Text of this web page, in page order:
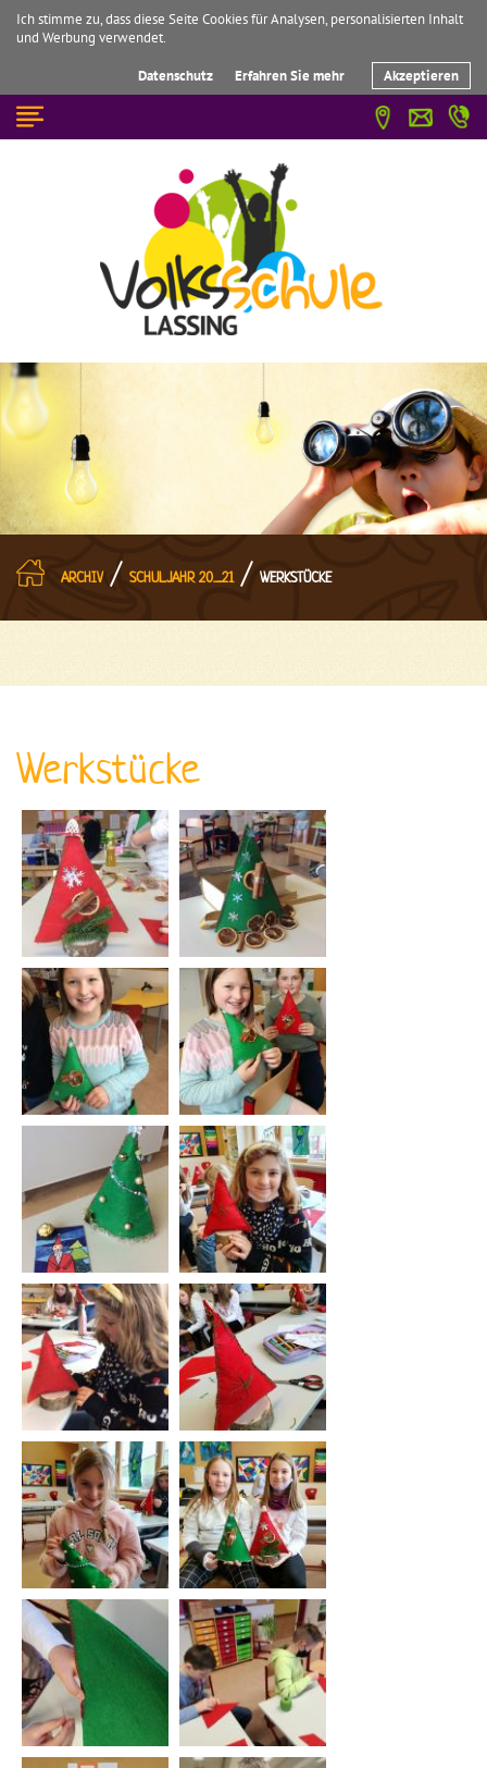
Ich stimme zu, dass diese Seite Cookies für Analysen, personalisierten Inhalt
und Werbung verwendet.
Datenschutz Erfahren Sie mehr Akzeptieren
☰
ARCHIV/ SCHULJAHR 20_21/ WERKSTÜCKE
Werkstücke